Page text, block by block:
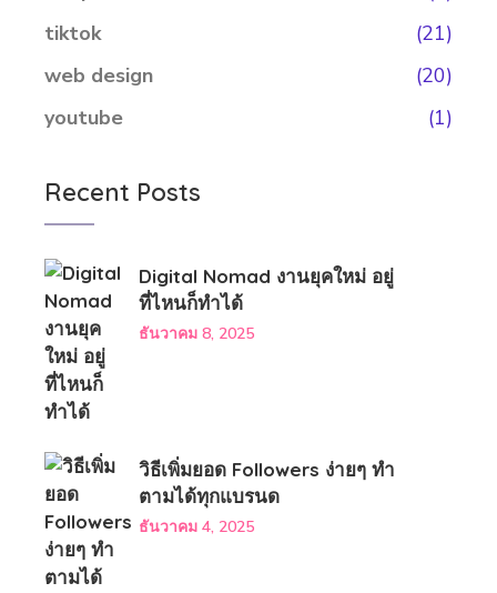
tiktok
(21)
web design
(20)
youtube
(1)
Recent Posts
Digital Nomad งานยุคใหม่ อยู่
ที่ไหนก็ทำได้
ธันวาคม 8, 2025
วิธีเพิ่มยอด Followers ง่ายๆ ทำ
ตามได้ทุกแบรนด
ธันวาคม 4, 2025